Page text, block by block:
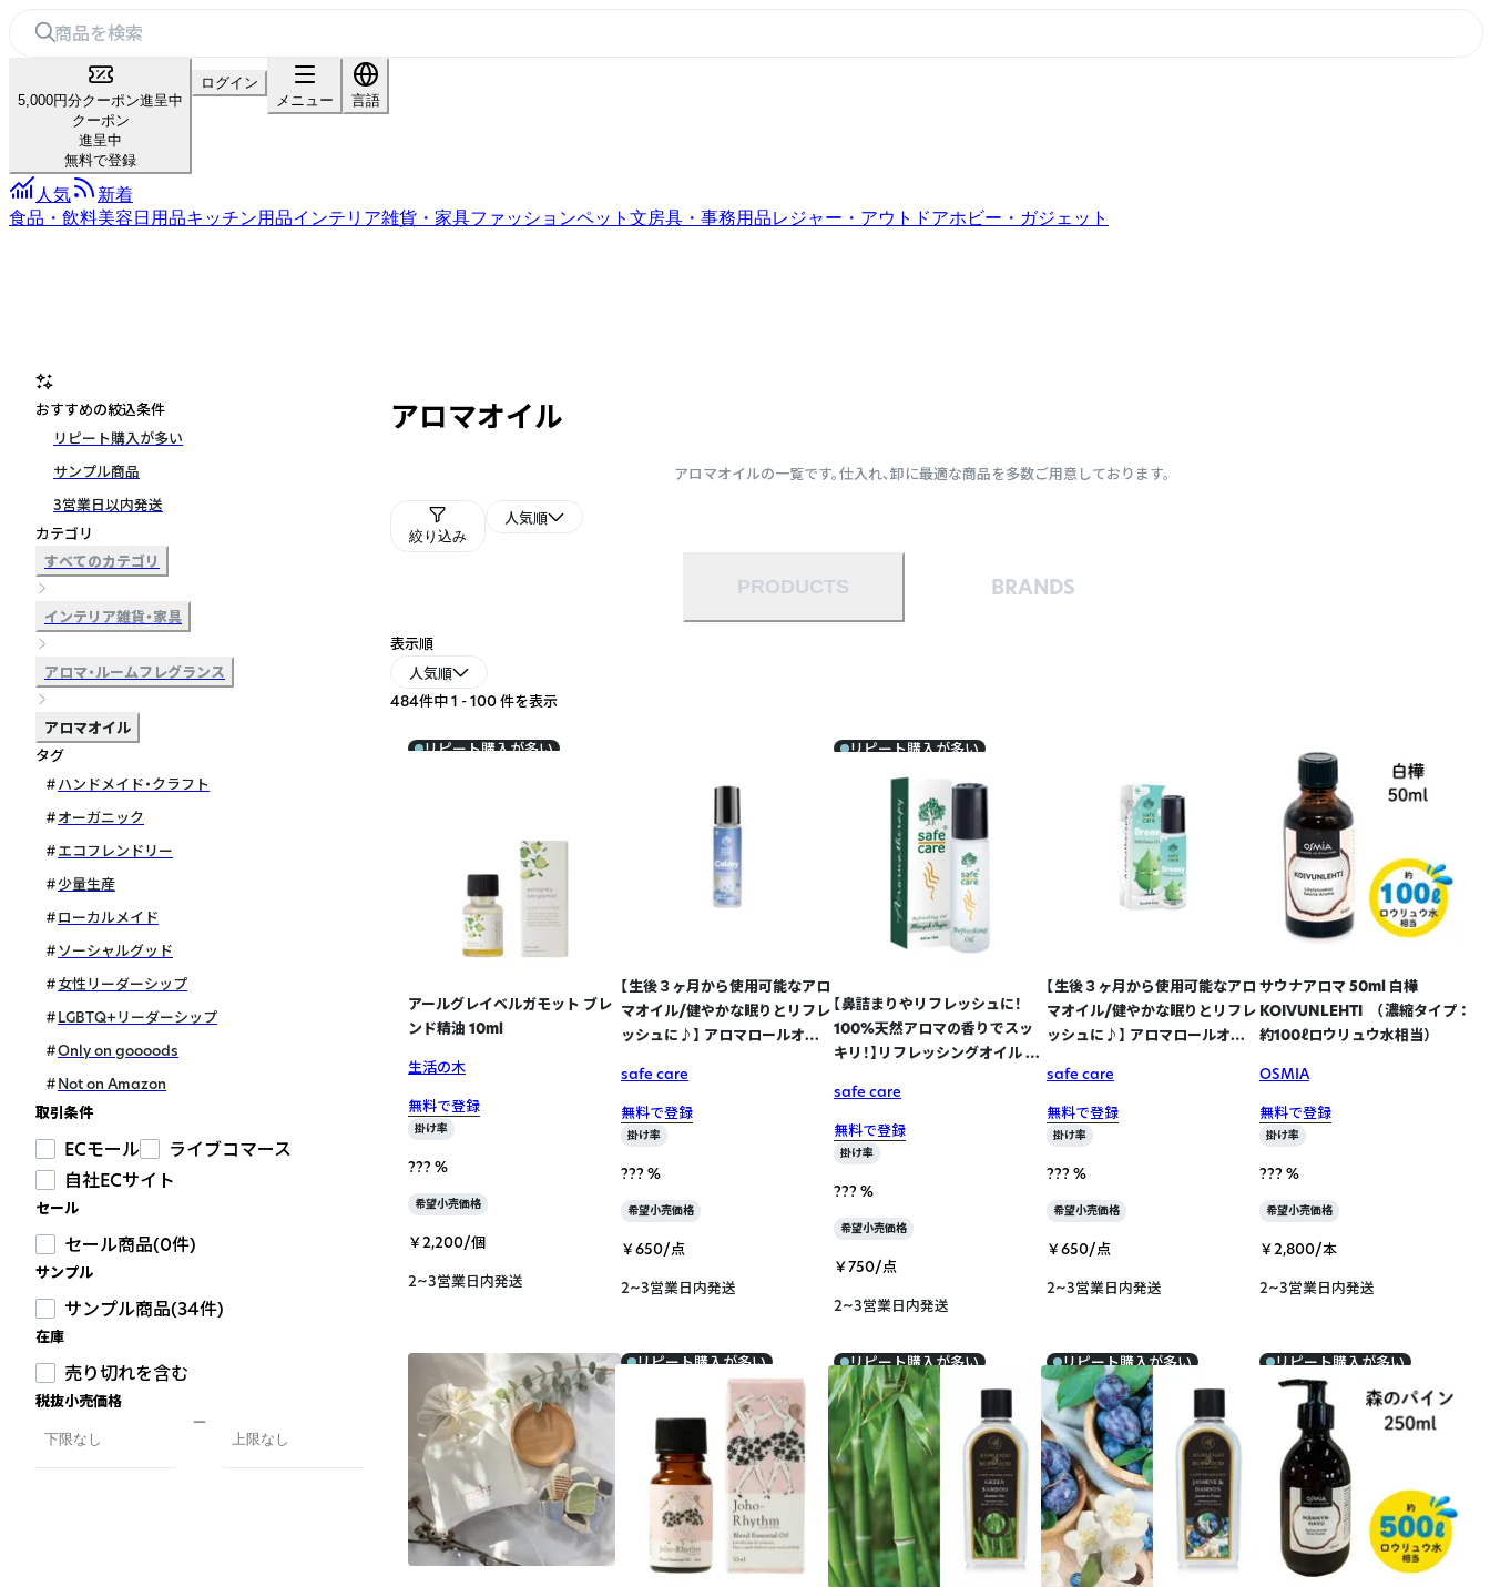
5,000円分クーポン進呈中
クーポン
進呈中
無料で登録
ログイン
メニュー
言語
人気
新着
食品・飲料美容 日用品キッチン用品インテリア雑貨・家具ファッションペット 文房具・事務用品レジャー・アウトドアホビー・ガジェット
おすすめの絞込条件
リピート購入が多い
サンプル商品
3営業日以内発送
カテゴリ
すべてのカテゴリ
インテリア雑貨・家具
アロマ・ルームフレグランス
アロマオイル
タグ
ハンドメイド・クラフト
オーガニック
エコフレンドリー
少量生産
ローカルメイド
ソーシャルグッド
女性リーダーシップ
LGBTQ+リーダーシップ
Only on goooods
Not on Amazon
取引条件
ECモール
ライブコマース
自社ECサイト
セール
セール商品(0件)
サンプル
サンプル商品(34件)
在庫
売り切れを含む
税抜小売価格
アロマオイル
アロマオイルの一覧です。仕入れ、卸に最適な商品を多数ご用意しております。
絞り込み
人気順
PRODUCTS BRANDS
表示順
人気順
484件中 1 - 100 件を表示
リピート購入が多い
アールグレイベルガモット ブレ
ンド精油 10ml
生活の木
無料で登録
掛け率
??? %
希望小売価格
￥2,200/個
2~3営業日内発送
【生後３ヶ月から使用可能なアロ
マオイル/健やかな眠りとリフレ
ッシュに♪】 アロマロールオン
safe care
無料で登録
掛け率
??? %
希望小売価格
￥650/点
2~3営業日内発送
リピート購入が多い
【鼻詰まりやリフレッシュに！
100%天然アロマの香りでスッ
キリ！】リフレッシングオイル ロ
safe care
無料で登録
掛け率
??? %
希望小売価格
￥750/点
2~3営業日内発送
【生後３ヶ月から使用可能なアロ
マオイル/健やかな眠りとリフレ
ッシュに♪】 アロマロールオン
safe care
無料で登録
掛け率
??? %
希望小売価格
￥650/点
2~3営業日内発送
サウナアロマ 50ml 白樺
KOIVUNLEHTI （濃縮タイプ ：
約100ℓロウリュウ水相当）
OSMIA
無料で登録
掛け率
??? %
希望小売価格
￥2,800/本
2~3営業日内発送
リピート購入が多い リピート購入が多い リピート購入が多い リピート購入が多い